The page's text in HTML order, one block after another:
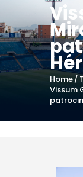
Home
Vissum